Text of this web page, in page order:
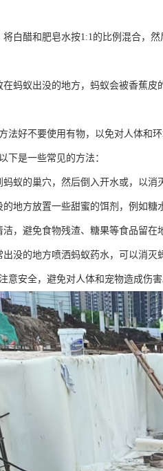
白醋和肥皂水按1:1的比例混合，
蚂蚁出没的地方，蚂蚁会被香蕉
法好不要使用有物，以免对人体和环
下是一些常见的方法：
蚁的巢穴，然后倒入开水或，以消
地方放置一些甜蜜的饵剂，例如
，避免食物残渣、糖果等食品留
没的地方喷洒蚂蚁药水，可以消灭
意安全，避免对人体和宠物造成伤害